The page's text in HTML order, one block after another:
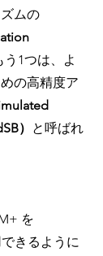
ムの
う1つは、よ
の高精度ア
） と呼ばれ
を
きるように